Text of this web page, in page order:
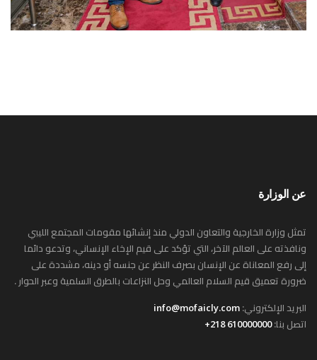
عن الوزارة
تمثل وزارة الخارجية والتعاون الدولي منذ إنشائها مقومات المجتمع الليبي
ونافذته على العالم الآخر، التي تؤكد على قيم الإخاء الإنساني، وتدعو دائما
إلى رفع المعاناة عن الإنسان بصرف النظر عن جنسه أو دينه، مشددة على
ضرورة تعميق قيم السلام العالمي وحل النزاعات بالطرق السلمية وعبر الحوار .
البريد الإلكتروني: info@mofaicly.com
اتصل بنا:610000000 218+